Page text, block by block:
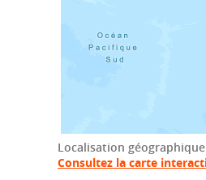
Localisation
Consultez la carte